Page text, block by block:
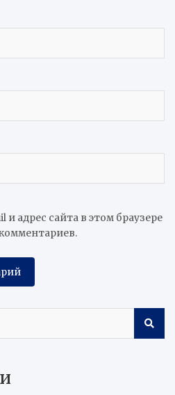
адрес сайта в этом браузере